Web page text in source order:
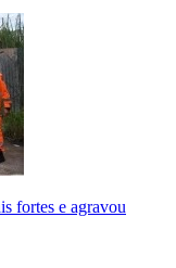
fortes e agravou